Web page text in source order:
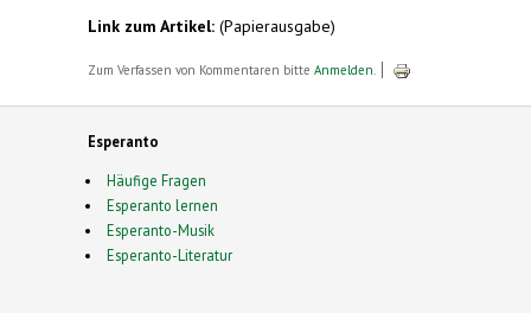
Link zum Artikel: (Papierausgabe)
Zum Verfassen von Kommentaren bitte Anmelden
Esperanto
Häufige Fragen
Esperanto lernen
Esperanto-Musik
Esperanto-Literatur